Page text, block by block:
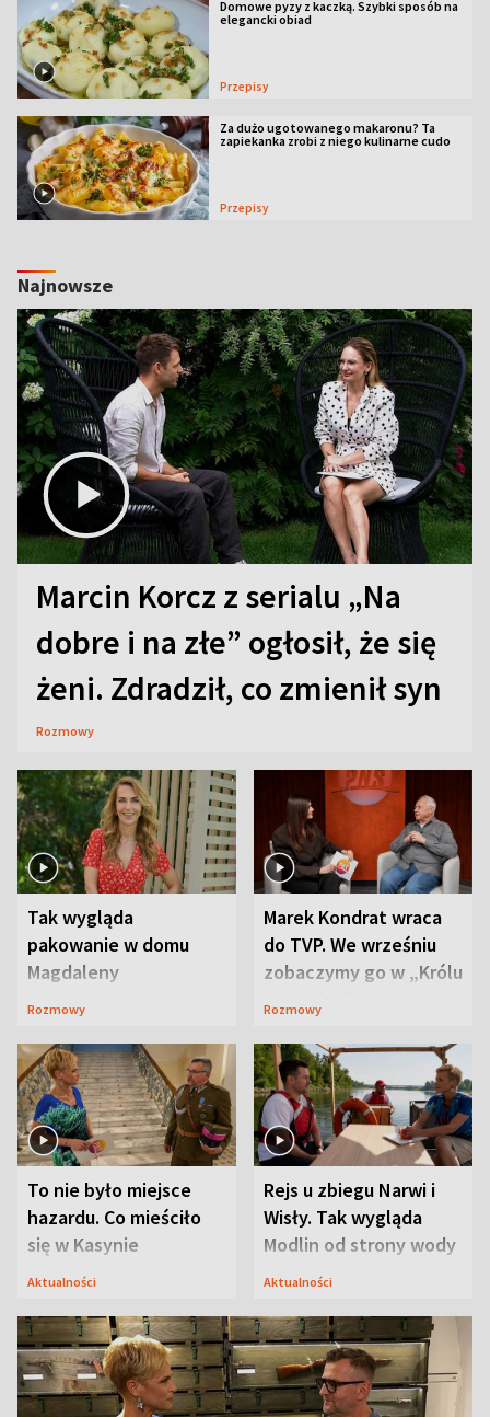
Domowe pyzy z kaczką. Szybki sposób na
elegancki obiad
Przepisy
Za dużo ugotowanego makaronu? Ta
zapiekanka zrobi z niego kulinarne cudo
Przepisy
Najnowsze
Marcin Korcz z serialu „Na
dobre i na złe” ogłosił, że się
żeni. Zdradził, co zmienił syn
Rozmowy
Tak wygląda
pakowanie w domu
Magdaleny
Waligórskiej-Lisieckiej.
Rozmowy
Marek Kondrat wraca
do TVP. We wrześniu
zobaczymy go w „Królu
Maciusiu I”
Rozmowy
To nie było miejsce
hazardu. Co mieściło
się w Kasynie
Oficerskim?
Aktualności
Rejs u zbiegu Narwi i
Wisły. Tak wygląda
Modlin od strony wody
Aktualności